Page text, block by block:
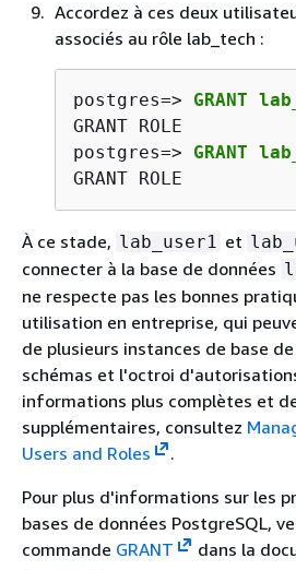
Accordez à ces deux
associés au rôle lab_tech :
postgres=> GRANT
GRANT ROLE
postgres=> GRANT
GRANT ROLE
À ce stade, lab_user1 et
connecter à la base de données
ne respecte pas les bonnes
utilisation en entreprise, qui
de plusieurs instances de base
schémas et l'octroi
informations plus complètes et
supplémentaires, consultez
Users and Roles
.
Pour plus d'informations sur les
bases de données PostgreSQL,
commande GRANT
dans la